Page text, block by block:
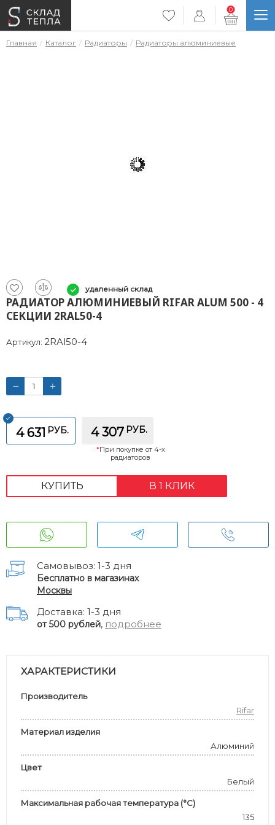
0
Главная Каталог Радиаторы Радиаторы алюминиевые
удаленный склад
РАДИАТОР АЛЮМИНИЕВЫЙ RIFAR ALUM 500 - 4
СЕКЦИИ 2RAL50-4
Артикул: 2RAl50-4
4 631 РУБ. 4 307 РУБ.
*При покупке от 4-х
радиаторов
КУПИТЬ В 1 КЛИК
Самовывоз: 1-3 дня
Бесплатно в магазинах
Москвы
Доставка: 1-3 дня
от 500 рублей, подробнее
ХАРАКТЕРИСТИКИ
Производитель
Rifar
Материал изделия
Алюминий
Цвет
Белый
Максимальная рабочая температура (°С)
135